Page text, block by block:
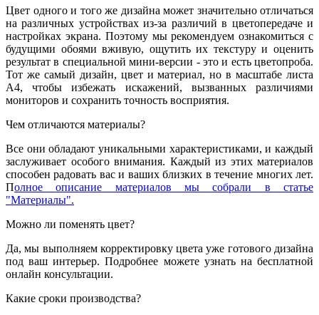
Цвет одного и того же дизайна может значительно отличаться
на различных устройствах из-за различий в цветопередаче и
настройках экрана. Поэтому мы рекомендуем ознакомиться с
будущими обоями вживую, ощутить их текстуру и оценить
результат в специальной мини-версии - это и есть цветопроба.
Тот же самый дизайн, цвет и материал, но в масштабе листа
А4, чтобы избежать искажений, вызванных различиями
мониторов и сохранить точность восприятия.
Чем отличаются материалы?
Все они обладают уникальными характеристиками, и каждый
заслуживает особого внимания. Каждый из этих материалов
способен радовать вас и ваших близких в течение многих лет.
Полное описание материалов мы собрали в статье
"Материалы".
Можно ли поменять цвет?
Да, мы выполняем корректировку цвета уже готового дизайна
под ваш интерьер. Подробнее можете узнать на бесплатной
онлайн консультации.
Какие сроки производства?